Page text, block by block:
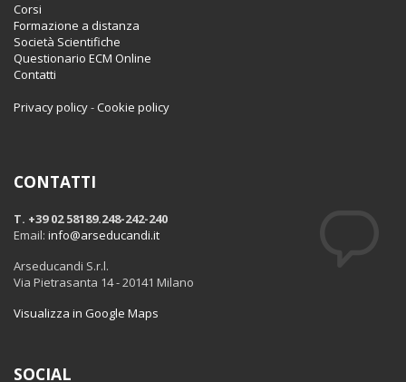
Corsi
Formazione a distanza
Società Scientifiche
Questionario ECM Online
Contatti
Privacy policy-Cookie policy
CONTATTI
T. +39 02 58189.248-242-240
Email: info@arseducandi.it
Arseducandi S.r.l.
Via Pietrasanta 14 - 20141 Milano
Visualizza in Google Maps
SOCIAL